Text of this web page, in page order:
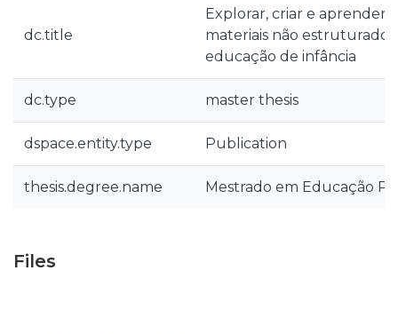
dc.title
Explorar, criar e aprender:
materiais não
educação de infância
dc.type master thesis
dspace.entity.type Publication
thesis.degree.name Mestrado em Educação
Files